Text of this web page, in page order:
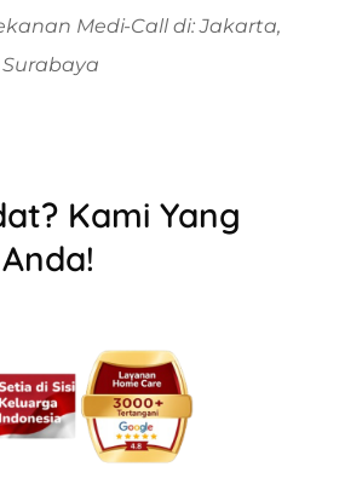
Medi-Call di: Jakarta,
Kami Yang